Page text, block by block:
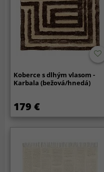
Koberce s dlhým vlasom -
Karbala (bežová/hnedá)
179 €